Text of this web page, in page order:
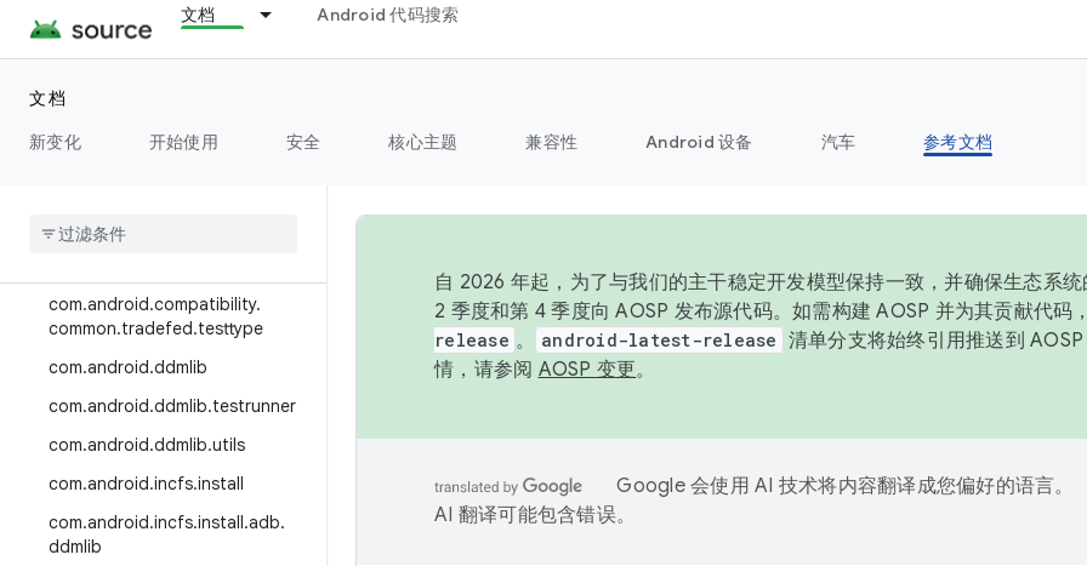
文档 Android 代码搜索
文档
新变化
开始使用 安全 核心主题 兼容性 Android 设备 汽车 参考文档
Class Index
com.android.compatibility.
common.tradefed.testtype
com.android.ddmlib
com.android.ddmlib.testrunner
com.android.ddmlib.utils
com.android.incfs.install
com.android.incfs.install.adb.
ddmlib
自 2026 年起，为了与我们的主干稳定开发模型保持一致，并确保生态系
2 季度和第 4 季度向 AOSP 发布源代码。如需构建 AOSP 并为其贡献代码
release 。 android-latest-release 清单分支将始终引用推送到
情，请参阅 AOSP 变更。
Google 会使用 AI 技术将内容翻译成您偏好的语言。
AI 翻译可能包含错误。